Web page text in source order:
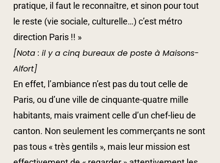
pratique, il faut le reconnaître, et sinon pour tout
le reste (vie sociale, culturelle…) c’est métro
direction Paris !! »
[Nota : il y a cinq bureaux de poste à Maisons-
Alfort]
En effet, l’ambiance n’est pas du tout celle de
Paris, ou d’une ville de cinquante-quatre mille
habitants, mais vraiment celle d’un chef-lieu de
canton. Non seulement les commerçants ne sont
pas tous « très gentils », mais leur mission est